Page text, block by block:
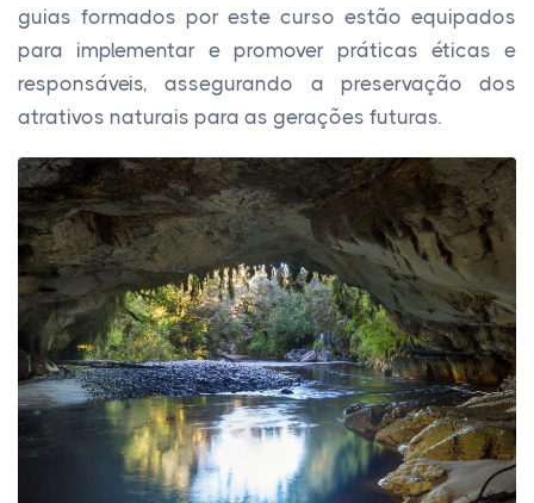
guias formados por este curso estão equipados
para implementar e promover práticas éticas e
responsáveis, assegurando a preservação dos
atrativos naturais para as gerações futuras.